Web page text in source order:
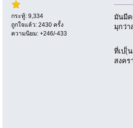
กระทู้: 9,334
ถูกใจแล้ว: 2430 ครั้ง
ความนิยม: +246/-433
มันมีค
มุกว่า
ที่เป(็
สงคร